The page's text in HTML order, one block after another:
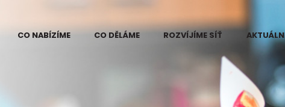
CO NABÍZÍME
Eduzměny
CO DĚLÁME
Kde vidíme problém
Projekt Eduzměna
ROZVÍJÍME SÍŤ